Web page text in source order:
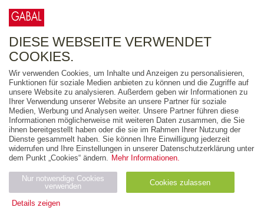
FREITEXT
AUSGABEART
AUS DER REIHE
ZUM THEMA
Neuerscheinung
Bestseller
PREIS
DIESE WEBSEITE VERWENDET
COOKIES.
Wir verwenden Cookies, um Inhalte und Anzeigen zu personalisieren,
Funktionen für soziale Medien anbieten zu können und die Zugriffe auf
unsere Website zu analysieren. Außerdem geben wir Informationen zu
Ihrer Verwendung unserer Website an unsere Partner für soziale
Medien, Werbung und Analysen weiter. Unsere Partner führen diese
Informationen möglicherweise mit weiteren Daten zusammen, die Sie
ihnen bereitgestellt haben oder die sie im Rahmen Ihrer Nutzung der
Dienste gesammelt haben. Sie können Ihre Einwilligung jederzeit
widerrufen und Ihre Einstellungen in unserer Datenschutzerklärung unter
dem Punkt „Cookies“ ändern. Mehr Informationen.
Nur notwendige Cookies
verwenden
Cookies zulassen
Details zeigen